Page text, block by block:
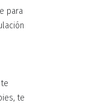
para
te